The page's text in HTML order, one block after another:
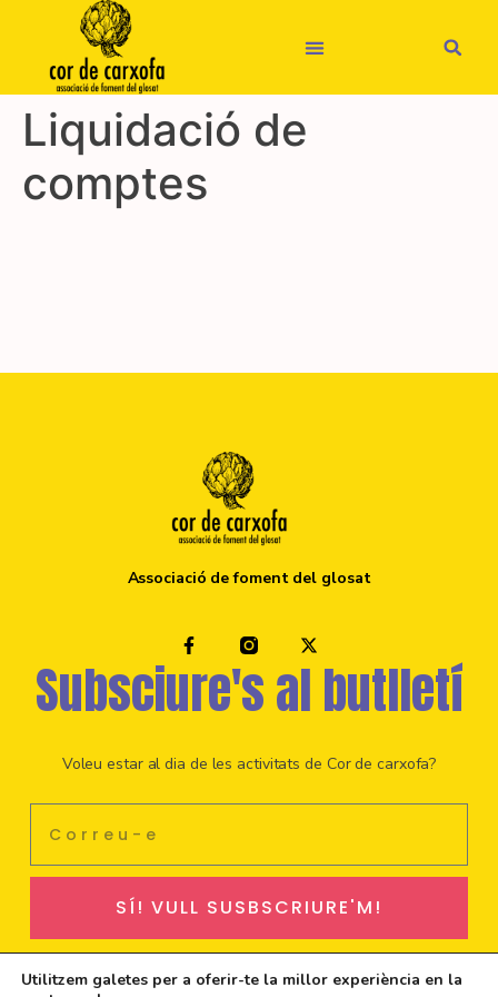
Liquidació de
comptes
Associació de foment del glosat
Subsciure's al butlletí
Voleu estar al dia de les activitats de Cor de carxofa?
SÍ! VULL SUSBSCRIURE'M!
Utilitzem galetes per a oferir-te la millor experiència en la